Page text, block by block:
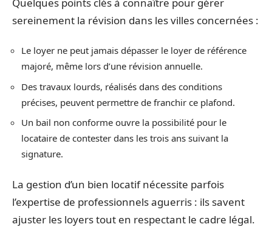
sereinement la révision dans les villes concernées :
Le loyer ne peut jamais dépasser le loyer de référence
majoré, même lors d’une révision annuelle.
Des travaux lourds, réalisés dans des conditions
précises, peuvent permettre de franchir ce plafond.
Un bail non conforme ouvre la possibilité pour le
locataire de contester dans les trois ans suivant la
signature.
La gestion d’un bien locatif nécessite parfois
l’expertise de professionnels aguerris : ils savent
ajuster les loyers tout en respectant le cadre légal.